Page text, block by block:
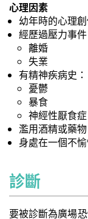
心理因素
幼年時的心理
經歷過壓力事件
離婚
失業
有精神疾病史：
憂鬱
暴食
神經性厭食症
濫用酒精或藥物
身處在一個不
診斷
要被診斷為廣場